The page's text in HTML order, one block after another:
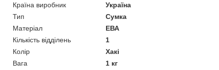
Країна виробник
Україна
Тип
Сумка
Матеріал
ЕВА
Кількість відділень
1
Колір
Хакі
Вага
1 кг